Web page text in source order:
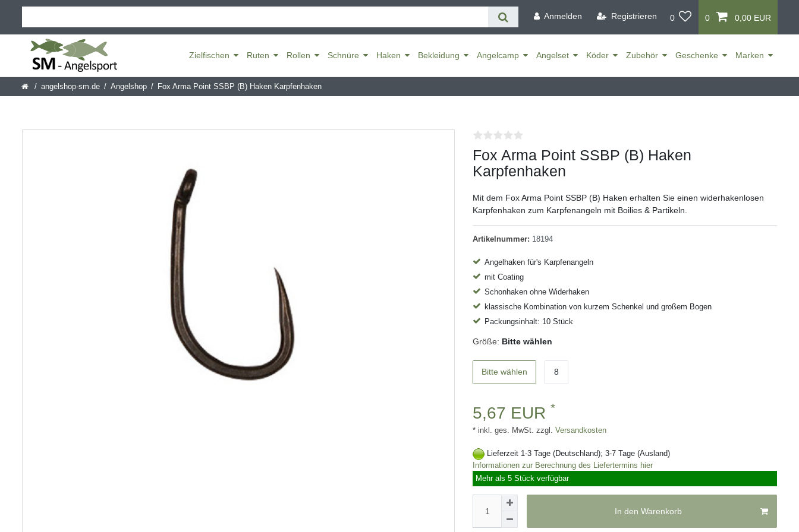
Anmelden Registrieren 0 0 0,00 EUR
Zielfischen Ruten Rollen Schnüre Haken Bekleidung Angelcamp Angelset Köder Zubehör Geschenke Marken
angelshop-sm.de Angelshop Fox Arma Point SSBP (B) Haken Karpfenhaken
Fox Arma Point SSBP (B) Haken
Karpfenhaken
Mit dem Fox Arma Point SSBP (B) Haken erhalten Sie einen widerhakenlosen
Karpfenhaken zum Karpfenangeln mit Boilies & Partikeln.
Artikelnummer: 18194
Angelhaken für's Karpfenangeln
mit Coating
Schonhaken ohne Widerhaken
klassische Kombination von kurzem Schenkel und großem Bogen
Packungsinhalt: 10 Stück
Größe: Bitte wählen
Bitte wählen 8
5,67 EUR *
* inkl. ges. MwSt. zzgl. Versandkosten
Lieferzeit 1-3 Tage (Deutschland); 3-7 Tage (Ausland)
Informationen zur Berechnung des Liefertermins hier
Mehr als 5 Stück verfügbar
In den Warenkorb